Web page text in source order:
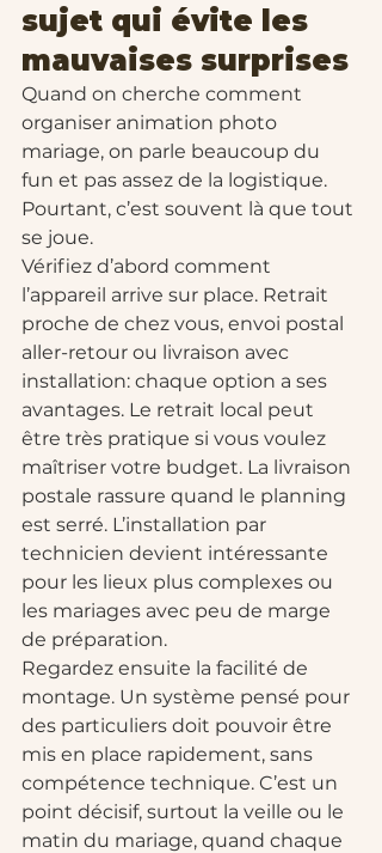
sujet qui évite les
mauvaises surprises
Quand on cherche comment
organiser animation photo
mariage, on parle beaucoup du
fun et pas assez de la logistique.
Pourtant, c’est souvent là que tout
se joue.
Vérifiez d’abord comment
l’appareil arrive sur place. Retrait
proche de chez vous, envoi postal
aller-retour ou livraison avec
installation: chaque option a ses
avantages. Le retrait local peut
être très pratique si vous voulez
maîtriser votre budget. La livraison
postale rassure quand le planning
est serré. L’installation par
technicien devient intéressante
pour les lieux plus complexes ou
les mariages avec peu de marge
de préparation.
Regardez ensuite la facilité de
montage. Un système pensé pour
des particuliers doit pouvoir être
mis en place rapidement, sans
compétence technique. C’est un
point décisif, surtout la veille ou le
matin du mariage, quand chaque